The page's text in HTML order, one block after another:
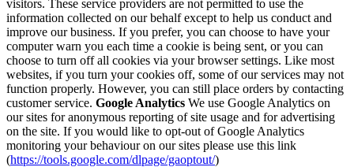
visitors. These service providers are not permitted to use the
information collected on our behalf except to help us conduct and
improve our business. If you prefer, you can choose to have your
computer warn you each time a cookie is being sent, or you can
choose to turn off all cookies via your browser settings. Like most
websites, if you turn your cookies off, some of our services may not
function properly. However, you can still place orders by contacting
customer service. Google Analytics We use Google Analytics on
our sites for anonymous reporting of site usage and for advertising
on the site. If you would like to opt-out of Google Analytics
monitoring your behaviour on our sites please use this link
(https://tools.google.com/dlpage/gaoptout/)